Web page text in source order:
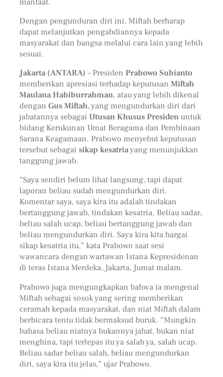
Dengan pengunduran diri ini, Miftah berharap
dapat melanjutkan pengabdiannya kepada
masyarakat dan bangsa melalui cara lain yang lebih
sesuai.
Jakarta (ANTARA) – Presiden Prabowo Subianto
memberikan apresiasi terhadap keputusan Miftah
Maulana Habiburrahman, atau yang lebih dikenal
dengan Gus Miftah, yang mengundurkan diri dari
jabatannya sebagai Utusan Khusus Presidenuntuk
bidang Kerukunan Umat Beragama dan Pembinaan
Sarana Keagamaan. Prabowo menyebut keputusan
tersebut sebagai sikap kesatriayang menunjukkan
tanggung jawab.
“Saya sendiri belum lihat langsung, tapi dapat
laporan beliau sudah mengundurkan diri.
Komentar saya, saya kira itu adalah tindakan
bertanggung jawab, tindakan kesatria. Beliau sadar,
beliau salah ucap, beliau bertanggung jawab dan
beliau mengundurkan diri. Saya kira kita hargai
sikap kesatria itu,” kata Prabowo saat sesi
wawancara dengan wartawan Istana Kepresidenan
di teras Istana Merdeka, Jakarta, Jumat malam.
Prabowo juga mengungkapkan bahwa ia mengenal
Miftah sebagai sosok yang sering memberikan
ceramah kepada masyarakat, dan niat Miftah dalam
berbicara tentu tidak bermaksud buruk. “Mungkin
bahasa beliau niatnya bukannya jahat, bukan niat
menghina, tapi terlepas itu ya salah ya, salah ucap.
Beliau sadar beliau salah, beliau mengundurkan
diri, saya kira itu jelas,” ujar Prabowo.